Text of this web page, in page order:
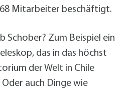
Mitarbeiter beschäftigt.
Schober? Zum Beispiel ein
das in das höchst
der Welt in Chile
auch Dinge wie